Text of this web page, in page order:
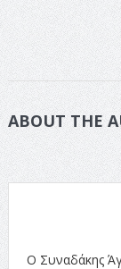
ABOUT THE
Ο Συναδάκης